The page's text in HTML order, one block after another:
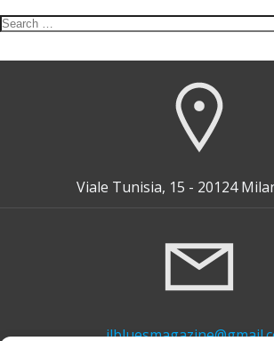
Search
Viale Tunisia, 15 - 20124